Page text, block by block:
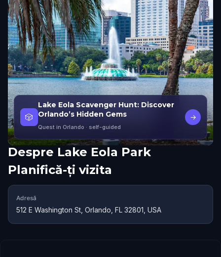
🎲
Lake Eola Scavenger Hunt: Discover
Orlando’s Hidden Gems
Quest in Orlando · self-guided
→
Despre Lake Eola Park
Planifică-ți vizita
Adresă
512 E Washington St, Orlando, FL 32801, USA